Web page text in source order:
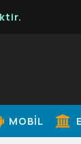
MOBIL